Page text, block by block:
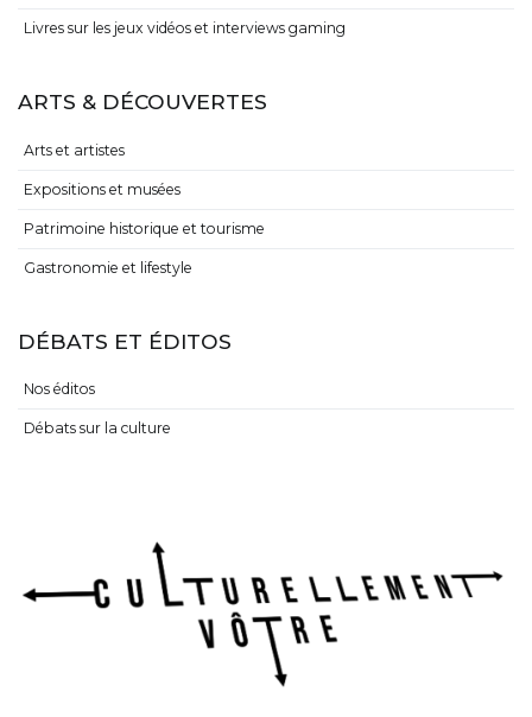
Livres sur les jeux vidéos et interviews gaming
ARTS & DÉCOUVERTES
Arts et artistes
Expositions et musées
Patrimoine historique et tourisme
Gastronomie et lifestyle
DÉBATS ET ÉDITOS
Nos éditos
Débats sur la culture